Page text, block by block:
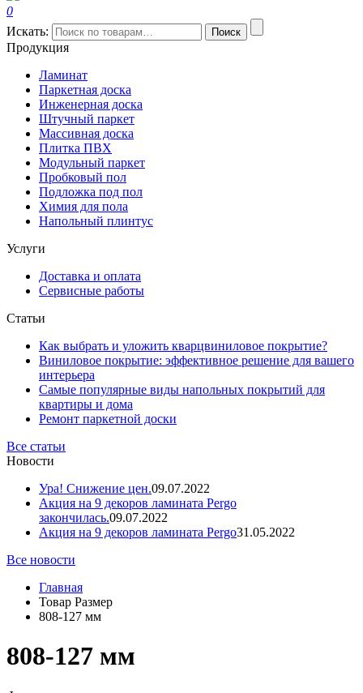
0
Искать:
Поиск
Продукция
Ламинат
Паркетная доска
Инженерная доска
Штучный паркет
Массивная доска
Плитка ПВХ
Модульный паркет
Пробковый пол
Подложка под пол
Химия для пола
Напольный плинтус
Услуги
Доставка и оплата
Сервисные работы
Статьи
Как выбрать и уложить кварцвиниловое покрытие?
Виниловое покрытие: эффективное решение для вашего
интерьера
Самые популярные виды напольных покрытий для
квартиры и дома
Ремонт паркетной доски
Все статьи
Новости
Ура! Снижение цен.09.07.2022
Акция на 9 декоров ламината Pergo
закончилась.09.07.2022
Акция на 9 декоров ламината Pergo31.05.2022
Все новости
Главная
Товар Размер
808-127 мм
808-127 мм